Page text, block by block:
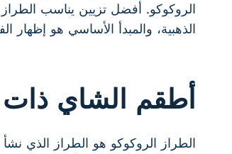
الروكوكو. أفضل تزيين يناسب
الذهبية، والمبدأ الأساسي هو إظهار
أطقم الشاي ذات
الطراز الروكوكو هو الطراز الذي نشأ